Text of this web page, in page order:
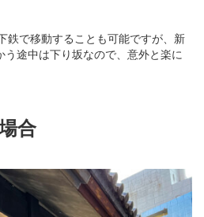
鉄で移動することも可能ですが、新
途中は下り坂なので、意外と楽に
合